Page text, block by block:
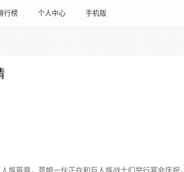
行榜 个人中心 手机版
族篇章，草帽一伙正在和巨人族战士们举行宴会庆祝。